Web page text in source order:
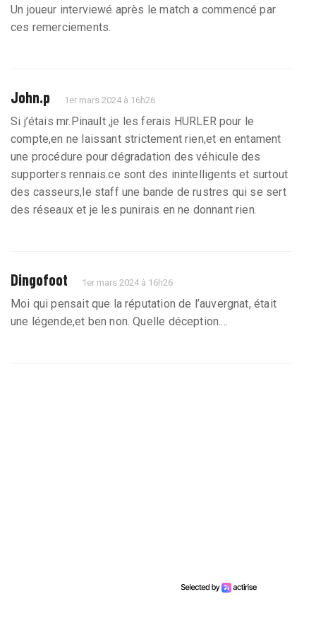
Un joueur interviewé après le match a commencé par
ces remerciements.
John.p 1er mars 2024 à 16h26
Si j’étais mr.Pinault ,je les ferais HURLER pour le
compte,en ne laissant strictement rien,et en entament
une procédure pour dégradation des véhicule des
supporters rennais.ce sont des inintelligents et surtout
des casseurs,le staff une bande de rustres qui se sert
des réseaux et je les punirais en ne donnant rien.
Dingofoot 1er mars 2024 à 16h26
Moi qui pensait que la réputation de l’auvergnat, était
une légende,et ben non. Quelle déception....